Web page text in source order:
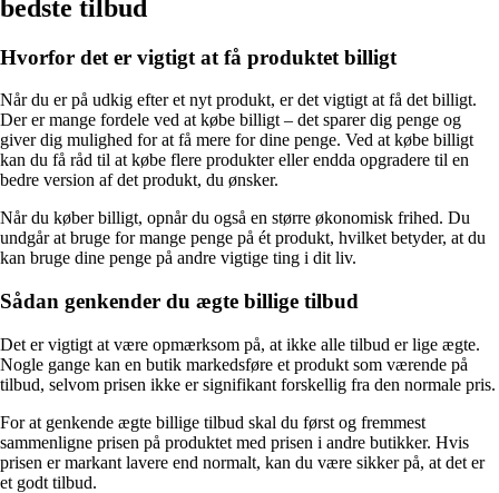
bedste tilbud
Hvorfor det er vigtigt at få produktet billigt
Når du er på udkig efter et nyt produkt, er det vigtigt at få det billigt.
Der er mange fordele ved at købe billigt – det sparer dig penge og
giver dig mulighed for at få mere for dine penge. Ved at købe billigt
kan du få råd til at købe flere produkter eller endda opgradere til en
bedre version af det produkt, du ønsker.
Når du køber billigt, opnår du også en større økonomisk frihed. Du
undgår at bruge for mange penge på ét produkt, hvilket betyder, at du
kan bruge dine penge på andre vigtige ting i dit liv.
Sådan genkender du ægte billige tilbud
Det er vigtigt at være opmærksom på, at ikke alle tilbud er lige ægte.
Nogle gange kan en butik markedsføre et produkt som værende på
tilbud, selvom prisen ikke er signifikant forskellig fra den normale pris.
For at genkende ægte billige tilbud skal du først og fremmest
sammenligne prisen på produktet med prisen i andre butikker. Hvis
prisen er markant lavere end normalt, kan du være sikker på, at det er
et godt tilbud.